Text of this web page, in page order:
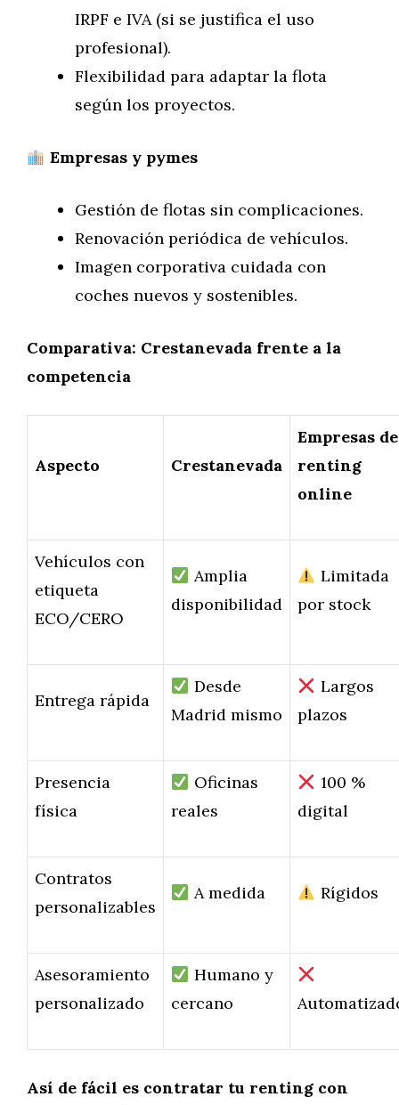
IRPF e IVA (si se justifica el uso
profesional).
Flexibilidad para adaptar la flota
según los proyectos.
Empresas y pymes
Gestión de flotas sin complicaciones.
Renovación periódica de vehículos.
Imagen corporativa cuidada con
coches nuevos y sostenibles.
Comparativa: Crestanevada frente a la
competencia
Aspecto Crestanevada
Empresas de
renting
online
Vehículos con
etiqueta
ECO/CERO
Amplia
disponibilidad
Limitada
por stock
Entrega rápida
Desde
Madrid mismo
Largos
plazos
Presencia
física
Oficinas
reales
100 %
digital
Contratos
personalizables
A medida Rígidos
Asesoramiento
personalizado
Humano y
cercano
Así de fácil es contratar tu renting con